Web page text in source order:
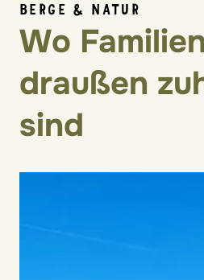
BERGE & NATUR
Wo Familien
draußen
sind